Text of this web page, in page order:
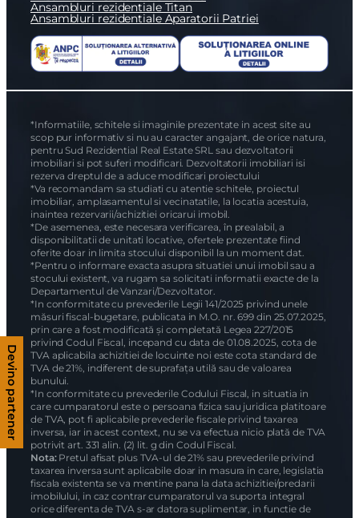
Ansambluri rezidentiale Titan
Ansambluri rezidentiale Aparatorii Patriei
*Informatiile, schitele si imaginile prezentate in acest site au
scop pur informativ si nu au caracter angajant, de orice natura,
pentru Sud Rezidential Real Estate SRL sau dezvoltatorii
imobiliari si pot suferi modificari. Dezvoltatorii imobiliari isi
rezerva dreptul de a aduce modificari proiectului
*Va recomandam sa studiati cu atentie schitele, proiectul
imobiliar, amplasamentul si vecinatatile, la locatia acestuia,
inaintea rezervarii/achizitiei oricarui imobil.
*De asemenea, este necesara verificarea, în prealabil, a
disponibilitatii de unitati locative, ofertele prezentate fiind
oferite doar in limita stocului disponibil la un moment dat.
*Pentru o informare exacta asupra situatiei unui imobil sau a
stocului existent, va rugam sa solicitati informatii exacte de la
Departamentul de Vanzari/Dezvoltator.
*In conformitate cu prevederile Legii 141/2025 privind unele
măsuri fiscal-bugetare, publicata in M.O. nr. 699 din 25.07.2025,
prin care a fost modificată și completată Legea 227/2015
privind Codul Fiscal, incepand cu data de 01.08.2025, cota de
TVA aplicabila achizitiei de locuinte noi este cota standard de
TVA de 21%, indiferent de suprafața utilă sau de valoarea
bunului.
*In conformitate cu prevederile Codului Fiscal, in situatia in
care cumparatorul este o persoana fizica sau juridica platitoare
de TVA, pot fi aplicabile prevederile fiscale privind taxarea
inversa, iar in acest context, nu se va efectua nicio plată de TVA
potrivit art. 331 alin. (2) lit. g din Codul Fiscal.
Nota:Pretul afisat plus TVA-ul de 21% sau prevederile privind
taxarea inversa sunt aplicabile doar in masura in care, legislatia
fiscala existenta se va mentine pana la data achizitiei/predarii
imobilului, in caz contrar cumparatorul va suporta integral
orice diferenta de TVA s-ar datora suplimentar, in functie de
Devino partener